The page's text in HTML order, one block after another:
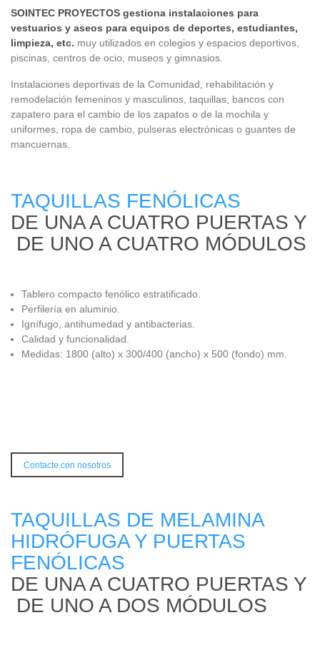
SOINTEC PROYECTOS gestiona instalaciones para
vestuarios y aseos para equipos de deportes, estudiantes,
limpieza, etc. muy utilizados en colegios y espacios deportivos,
piscinas, centros de ocio, museos y gimnasios.
Instalaciones deportivas de la Comunidad, rehabilitación y
remodelación femeninos y masculinos, taquillas, bancos con
zapatero para el cambio de los zapatos o de la mochila y
uniformes, ropa de cambio, pulseras electrónicas o guantes de
mancuernas.
TAQUILLAS FENÓLICAS
DE UNA A CUATRO PUERTAS Y
DE UNO A CUATRO MÓDULOS
Tablero compacto fenólico estratificado.
Perfilería en aluminio.
Ignífugo, antihumedad y antibacterias.
Calidad y funcionalidad.
Medidas: 1800 (alto) x 300/400 (ancho) x 500 (fondo) mm.
Contacte con nosotros
TAQUILLAS DE MELAMINA
HIDRÓFUGA Y PUERTAS
FENÓLICAS
DE UNA A CUATRO PUERTAS Y
DE UNO A DOS MÓDULOS